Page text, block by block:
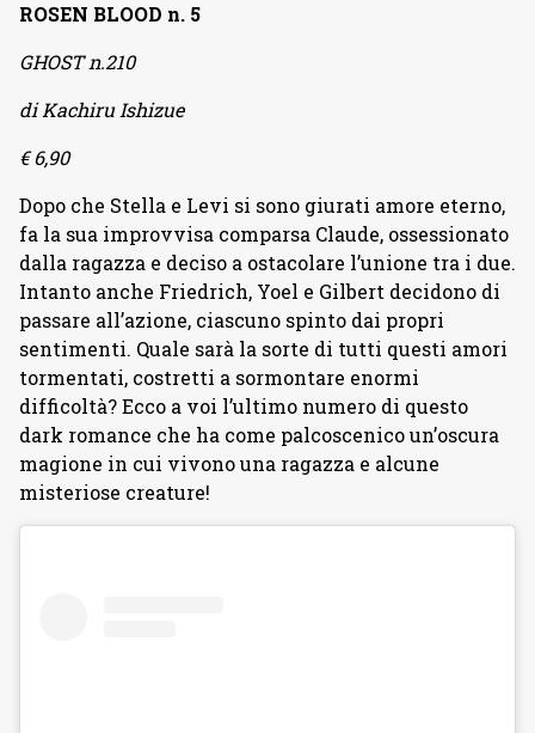
ROSEN BLOOD n. 5
GHOST n.210
di Kachiru Ishizue
€ 6,90
Dopo che Stella e Levi si sono giurati amore eterno,
fa la sua improvvisa comparsa Claude, ossessionato
dalla ragazza e deciso a ostacolare l’unione tra i due.
Intanto anche Friedrich, Yoel e Gilbert decidono di
passare all’azione, ciascuno spinto dai propri
sentimenti. Quale sarà la sorte di tutti questi amori
tormentati, costretti a sormontare enormi
difficoltà? Ecco a voi l’ultimo numero di questo
dark romance che ha come palcoscenico un’oscura
magione in cui vivono una ragazza e alcune
misteriose creature!